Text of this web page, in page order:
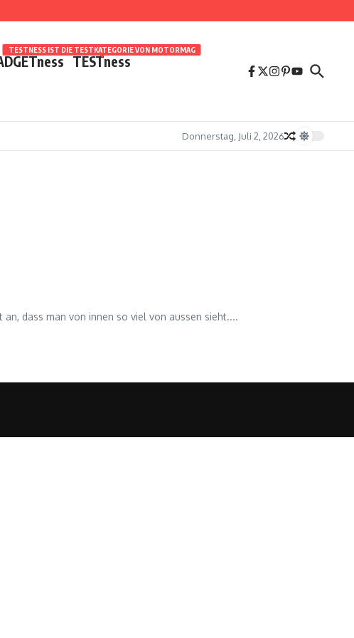
TESTness
TESTNESS IST DIE TESTKATEGORIE VON MOTORMAG
Donnerstag, Juli 2, 2026
dass man von innen so viel von aussen sieht....